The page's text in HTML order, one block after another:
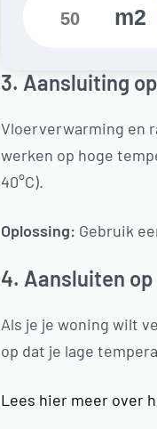
m2
3. Aansluiting
Vloerverwarming en
werken op hoge
40°C).
Oplossing: Gebruik
4. Aansluiten
Als je je woning wilt
op dat je lage
Lees hier meer over